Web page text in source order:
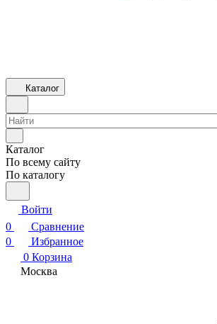
Каталог
Каталог
По всему сайту
По каталогу
Войти
0
Сравнение
0
Избранное
0 Корзина
Москва